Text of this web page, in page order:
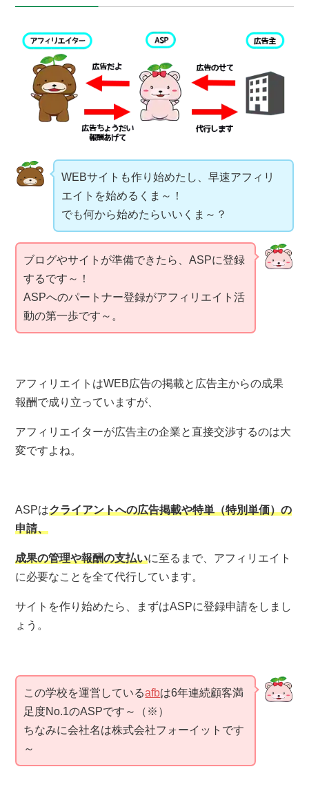
WEBサイトも作り始めたし、早速アフィリ
エイトを始めるくま～！
でも何から始めたらいいくま～？
ブログやサイトが準備できたら、ASPに登録
するです～！
ASPへのパートナー登録がアフィリエイト活
動の第一歩です～。
アフィリエイトはWEB広告の掲載と広告主からの成果
報酬で成り立っていますが、
アフィリエイターが広告主の企業と直接交渉するのは大
変ですよね。
ASPはクライアントへの広告掲載や特単（特別単価）の
申請、
成果の管理や報酬の支払いに至るまで、アフィリエイト
に必要なことを全て代行しています。
サイトを作り始めたら、 まずはASPに登録申請をしまし
ょう。
この学校を運営しているafbは6年連続顧客満
足度No.1のASPです～（※）
ちなみに会社名は株式会社フォーイットです
～